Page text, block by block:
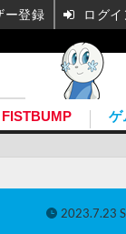
FISTBUMP ゲ
2023.7.23
ー登録 ログイ